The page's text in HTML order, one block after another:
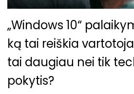
„Windows 10“
ką tai reiškia
tai daugiau nei tik
pokytis?